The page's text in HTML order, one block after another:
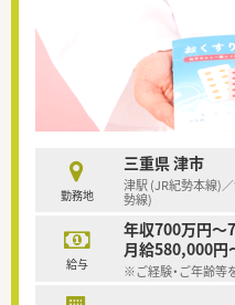
勤務地
三重県 津市
津駅 (JR紀勢本線)
勢線)
給与
年収700万円～
月給580,000円
※ご経験・ご年齢等